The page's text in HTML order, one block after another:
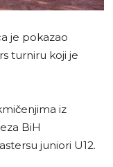
je pokazao
turniru koji je
iz
BiH
juniori U12.